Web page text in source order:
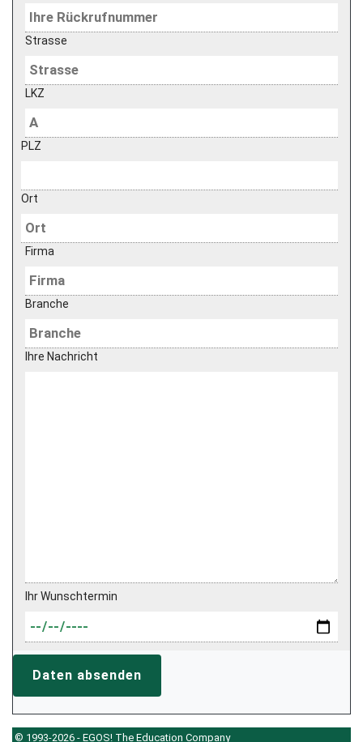
Strasse
LKZ
PLZ
Ort
Firma
Branche
Ihre Nachricht
Ihr Wunschtermin
Daten absenden
© 1993-2026 - EGOS! The Education Company